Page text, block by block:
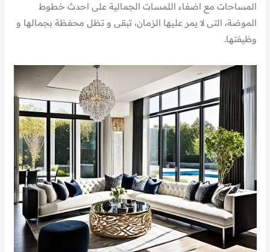
المساحات مع اضفاء اللمسات الجمالية على احدث خطوط
الموضة، التى لا يمر عليها الزمان، تبقى و تظل محفظة بجمالها و
وظيفتها.